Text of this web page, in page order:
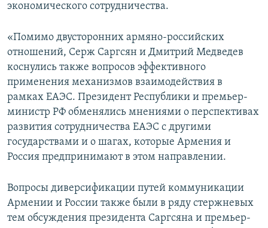
экономического сотрудничества.
«Помимо двусторонних армяно-российских
отношений, Серж Саргсян и Дмитрий Медведев
коснулись также вопросов эффективного
применения механизмов взаимодействия в
рамках ЕАЭС. Президент Республики и премьер-
министр РФ обменялись мнениями о перспективах
развития сотрудничества ЕАЭС с другими
государствами и о шагах, которые Армения и
Россия предпринимают в этом направлении.
Вопросы диверсификации путей коммуникации
Армении и России также были в ряду стержневых
тем обсуждения президента Саргсяна и премьер-